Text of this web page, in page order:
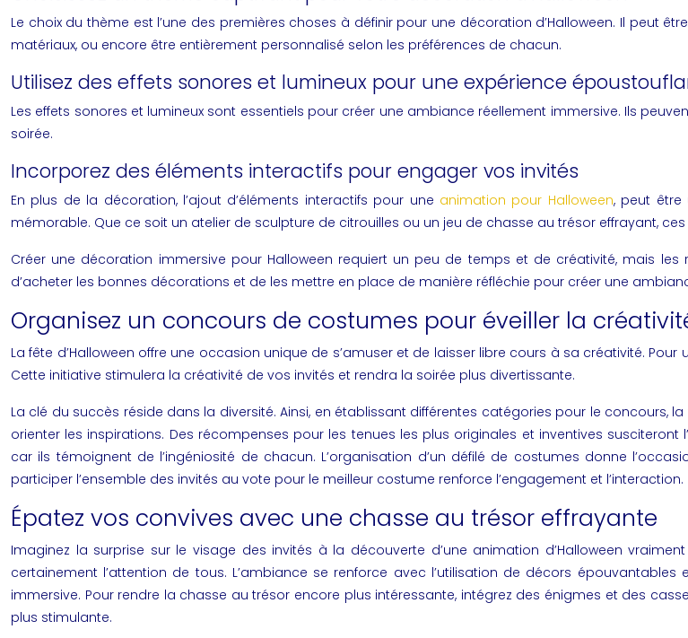
Le choix du thème est l’une des premières choses à définir pour une décoration d’Halloween. Il peut
matériaux, ou encore être entièrement personnalisé selon les préférences de chacun.
Utilisez des effets sonores et lumineux pour une expérience
Les effets sonores et lumineux sont essentiels pour créer une ambiance réellement immersive. Ils
soirée.
Incorporez des éléments interactifs pour engager vos invités
En plus de la décoration, l’ajout d’éléments interactifs pour une animation pour Halloween, peut être
mémorable. Que ce soit un atelier de sculpture de citrouilles ou un jeu de chasse au trésor effrayant,
Créer une décoration immersive pour Halloween requiert un peu de temps et de créativité, mais
d’acheter les bonnes décorations et de les mettre en place de manière réfléchie pour créer une
Organisez un concours de costumes pour éveiller la
La fête d’Halloween offre une occasion unique de s’amuser et de laisser libre cours à sa créativité.
Cette initiative stimulera la créativité de vos invités et rendra la soirée plus divertissante.
La clé du succès réside dans la diversité. Ainsi, en établissant différentes catégories pour le
orienter les inspirations. Des récompenses pour les tenues les plus originales et inventives
car ils témoignent de l’ingéniosité de chacun. L’organisation d’un défilé de costumes donne
participer l’ensemble des invités au vote pour le meilleur costume renforce l’engagement et l’interaction.
Épatez vos convives avec une chasse au trésor effrayante
Imaginez la surprise sur le visage des invités à la découverte d’une animation d’Halloween
certainement l’attention de tous. L’ambiance se renforce avec l’utilisation de décors
immersive. Pour rendre la chasse au trésor encore plus intéressante, intégrez des énigmes et des
plus stimulante.